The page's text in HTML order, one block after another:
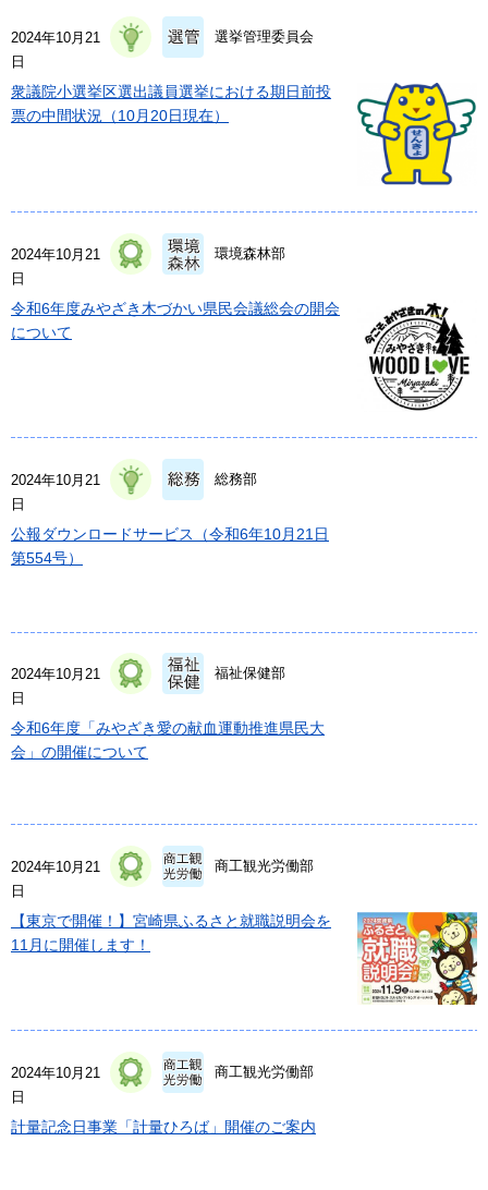
2024年10月21
日
選挙管理委員会
衆議院小選挙区選出議員選挙における期日前投
票の中間状況（10月20日現在）
2024年10月21
日
環境森林部
令和6年度みやざき木づかい県民会議総会の開会
について
2024年10月21
日
総務部
公報ダウンロードサービス（令和6年10月21日
第554号）
2024年10月21
日
福祉保健部
令和6年度「みやざき愛の献血運動推進県民大
会」の開催について
2024年10月21
日
商工観光労働部
【東京で開催！】宮崎県ふるさと就職説明会を
11月に開催します！
2024年10月21
日
商工観光労働部
計量記念日事業「計量ひろば」開催のご案内